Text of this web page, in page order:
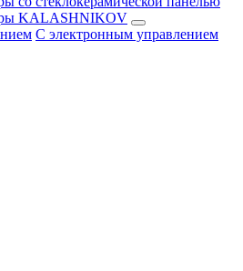
KALASHNIKOV
С электронным управлением